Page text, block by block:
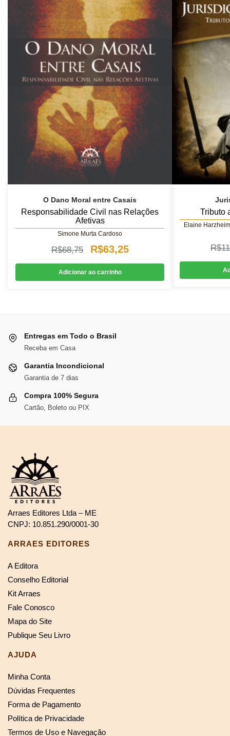
O Dano Moral entre Casais
Responsabilidade Civil nas Relações
Afetivas
Simone Murta Cardoso
R$68,75
O
preço
original
R$63,25O
preço
atual
Adicionar ao carrinho
Tributo
Elaine
R$
Entregas em Todo o Brasil
Receba em Casa
Garantia Incondicional
Garantia de 7 dias
Compra 100% Segura
Cartão, Boleto ou PIX
Arraes Editores Ltda – ME
CNPJ: 10.851.290/0001-30
ARRAES EDITORES
A Editora
Conselho Editorial
Kit Arraes
Fale Conosco
Mapa do Site
Publique Seu Livro
AJUDA
Minha Conta
Dúvidas Frequentes
Forma de Pagamento
Política de Privacidade
Termos de Uso e Navegação